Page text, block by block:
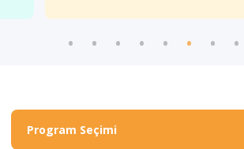
Program Seçimi